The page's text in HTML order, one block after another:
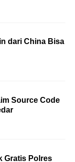
dari China Bisa
Source Code
Gratis Polres